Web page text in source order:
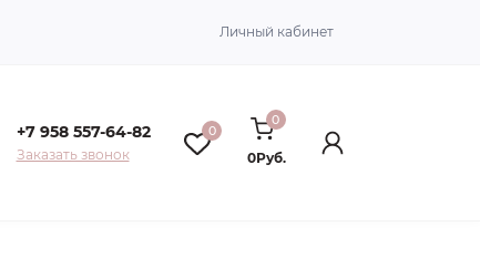
Личный кабинет
+7 958 557-64-82
Заказать звонок
0
0
0Руб.